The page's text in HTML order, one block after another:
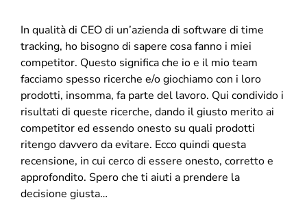
In qualità di CEO di un’azienda di software di time
tracking, ho bisogno di sapere cosa fanno i miei
competitor. Questo significa che io e il mio team
facciamo spesso ricerche e/o giochiamo con i loro
prodotti, insomma, fa parte del lavoro. Qui condivido i
risultati di queste ricerche, dando il giusto merito ai
competitor ed essendo onesto su quali prodotti
ritengo davvero da evitare. Ecco quindi questa
recensione, in cui cerco di essere onesto, corretto e
approfondito. Spero che ti aiuti a prendere la
decisione giusta…